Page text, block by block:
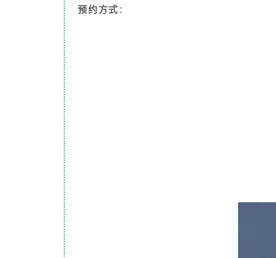
预约方式 ：